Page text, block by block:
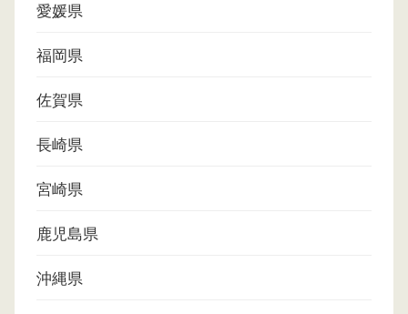
愛媛県
福岡県
佐賀県
長崎県
宮崎県
鹿児島県
沖縄県